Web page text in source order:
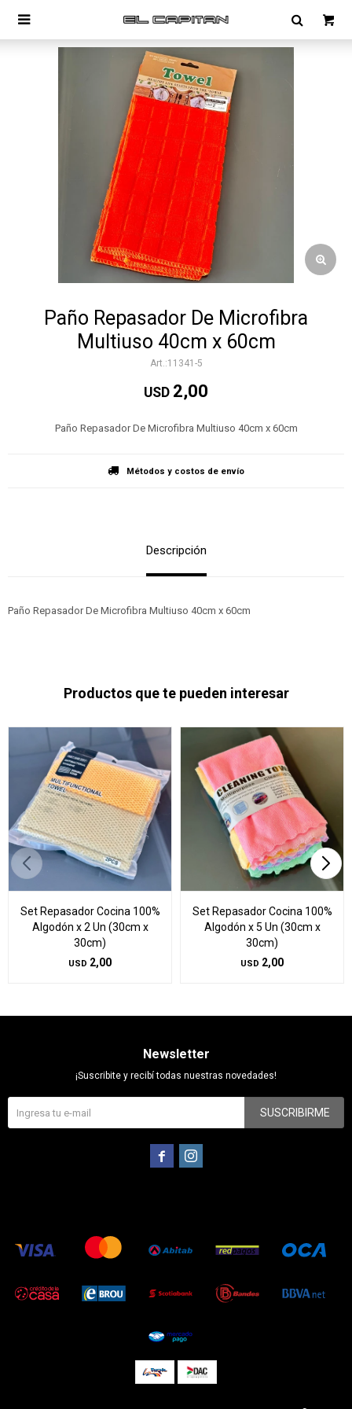

Paño Repasador De Microfibra
Multiuso 40cm x 60cm
11341-5
USD 2,00
Paño Repasador De Microfibra Multiuso 40cm x 60cm
Métodos y costos de envío
Descripción
Paño Repasador De Microfibra Multiuso 40cm x 60cm
Productos que te pueden interesar
Set Repasador Cocina 100%
Algodón x 2 Un (30cm x
30cm)
USD 2,00
Set Repasador Cocina 100%
Algodón x 5 Un (30cm x
30cm)
USD 2,00
Newsletter
¡Suscribite y recibí todas nuestras novedades!
SUSCRIBIRME
 